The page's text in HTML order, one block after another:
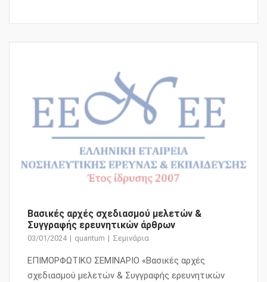
Βασικές αρχές σχεδιασμού μελετών &
Συγγραφής ερευνητικών άρθρων
03/01/2024 quantum Σεμινάρια
ΕΠΙΜΟΡΦΩΤΙΚΟ ΣΕΜΙΝΑΡΙΟ «Βασικές αρχές
σχεδιασμού μελετών & Συγγραφής ερευνητικών